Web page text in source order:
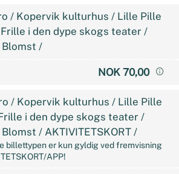
/ Kopervik kulturhus / Lille Pille
i den dype skogs teater /
Blomst /
NOK 70,00
/ Kopervik kulturhus / Lille Pille
i den dype skogs teater /
Blomst / AKTIVITETSKORT /
billettypen er kun gyldig ved fremvisning
APP!